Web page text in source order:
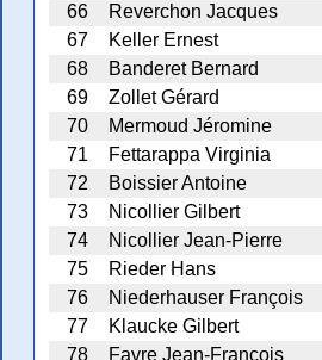
66
Reverchon Jacques
67
Keller Ernest
68
Banderet Bernard
69
Zollet Gérard
70
Mermoud Jéromine
71
Fettarappa Virginia
72
Boissier Antoine
73
Nicollier Gilbert
74
Nicollier Jean-Pierre
75
Rieder Hans
76
Niederhauser François
77
Klaucke Gilbert
78
Favre Jean-François